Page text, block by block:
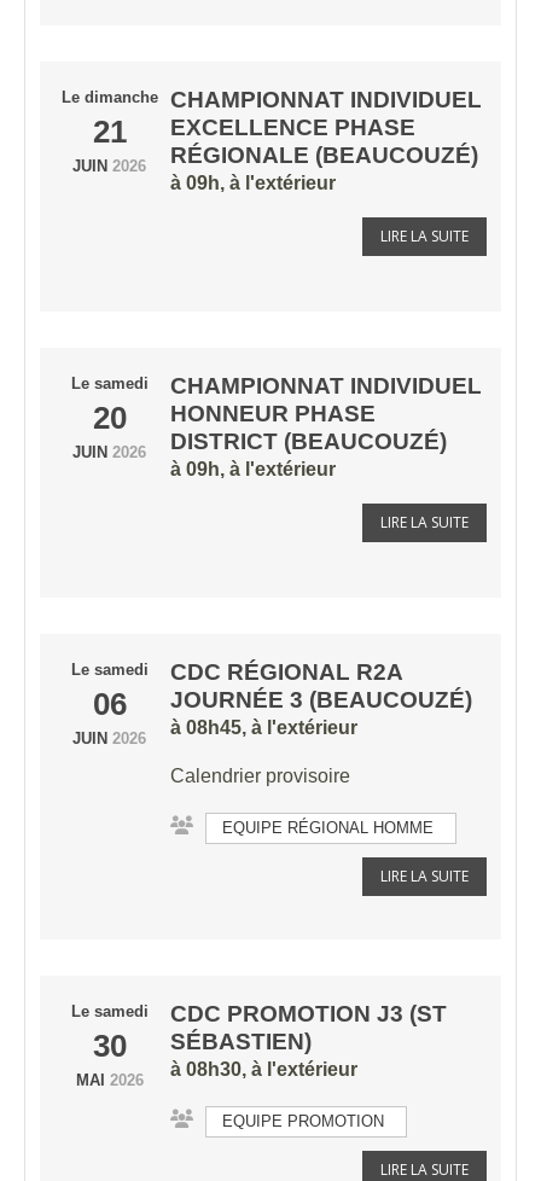
Le dimanche
21
JUIN 2026
CHAMPIONNAT INDIVIDUEL
EXCELLENCE PHASE
RÉGIONALE (BEAUCOUZÉ)
à 09h, à l'extérieur
LIRE LA SUITE
Le samedi
20
JUIN 2026
CHAMPIONNAT INDIVIDUEL
HONNEUR PHASE
DISTRICT (BEAUCOUZÉ)
à 09h, à l'extérieur
LIRE LA SUITE
Le samedi
06
JUIN 2026
CDC RÉGIONAL R2A
JOURNÉE 3 (BEAUCOUZÉ)
à 08h45, à l'extérieur
Calendrier provisoire
EQUIPE RÉGIONAL HOMME
LIRE LA SUITE
Le samedi
30
MAI 2026
CDC PROMOTION J3 (ST
SÉBASTIEN)
à 08h30, à l'extérieur
EQUIPE PROMOTION
LIRE LA SUITE